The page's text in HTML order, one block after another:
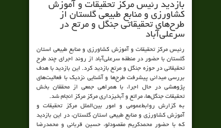
بازدید رئیس مرکز تحقیقات و آموزش
کشاورزی و منابع طبیعی گلستان از
طرح‌های تحقیقاتی جنگل و مرتع در
سرعلی‌آباد
رئیس مرکز تحقیقات و آموزش کشاورزی و منابع طبیعی استان
گلستان با حضور در منطقه سرعلی‌آباد از روند اجرای چند طرح
تحقیقاتی در حوزه جنگل و مرتع بازدید کرد. این بازدید با هدف
بررسی میدانی پیشرفت طرح‌ها و آشنایی نزدیک با فعالیت‌های
پژوهشی در حال اجرا، با همراهی جمعی از محققان بخش
تحقیقات جنگل‌ها، مراتع و آبخیزداری مرکز مرکز انجام شد.
به گزارش روابط‌عمومی و امور بین‌الملل مرکز تحقیقات و
آموزش کشاورزی و منابع طبیعی استان گلستان، در این بازدید
که با حضور محمدکریم مقصودلو، حسین قربانی و محمدرضا